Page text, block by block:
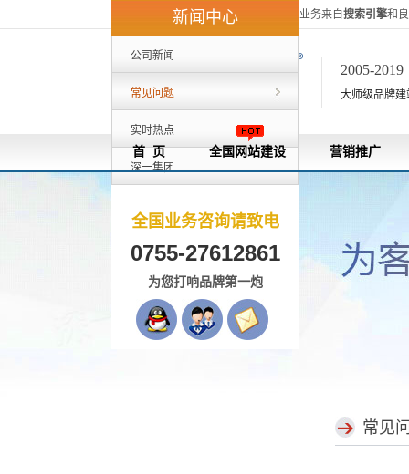
深一集团40%的客户来自外地，80%的业务来自搜索引擎和
2005-2019
大师级品牌建
首 页 全国网站建设 营销推广
新闻中心
公司新闻
常见问题
实时热点
深一集团
全国业务咨询请致电
0755-27612861
为您打响品牌第一炮
常见